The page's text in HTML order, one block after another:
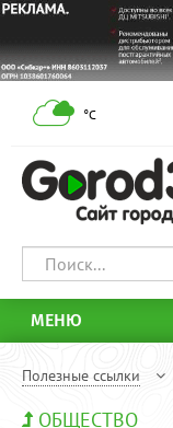
°С
МЕНЮ
Полезные ссылки
ОБЩЕСТВО